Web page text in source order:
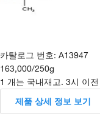
카탈로그 번호: A13947
163,000/250g
1 개는 국내재고. 3시 이
제품 상세 정보 보기